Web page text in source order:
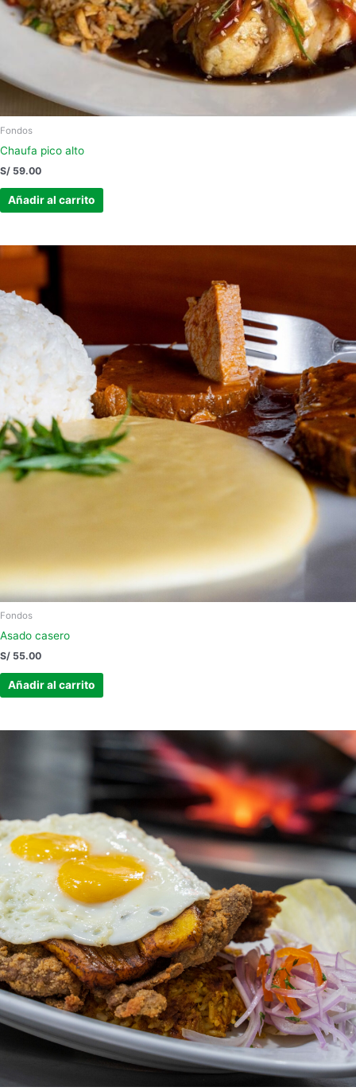
Fondos
Chaufa pico alto
S/ 59.00
Añadir al carrito
Fondos
Asado casero
S/ 55.00
Añadir al carrito